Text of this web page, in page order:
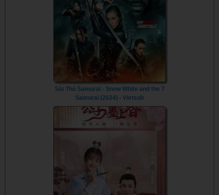
Sát Thủ Samurai - Snow White and the 7
Samurai (2024) - Vietsub